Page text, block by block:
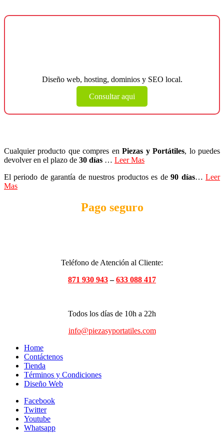
Diseño web, hosting, dominios y SEO local.
Consultar aqui
Cualquier producto que compres enPiezas y Portátiles, lo puedes
devolver en el plazo de 30 días … Leer Mas
El periodo de garantía de nuestros productos es de90 días…Leer
Mas
Pago seguro
Teléfono de Atención al Cliente:
871 930 943–633 088 417
Todos los días de 10h a 22h
info@piezasyportatiles.com
Home
Contáctenos
Tienda
Términos y Condiciones
Diseño Web
Facebook
Twitter
Youtube
Whatsapp